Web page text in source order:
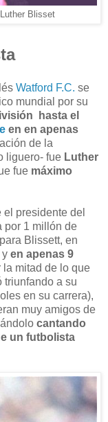
Blisset
Watford F.C. se
mundial por su
hasta el
en en apenas
de la
liguero- fue Luther
fue máximo
presidente del
por 1 millón de
Blissett, en
y en apenas 9
la mitad de lo que
triunfando a su
en su carrera),
muy amigos de
cantando
un futbolista